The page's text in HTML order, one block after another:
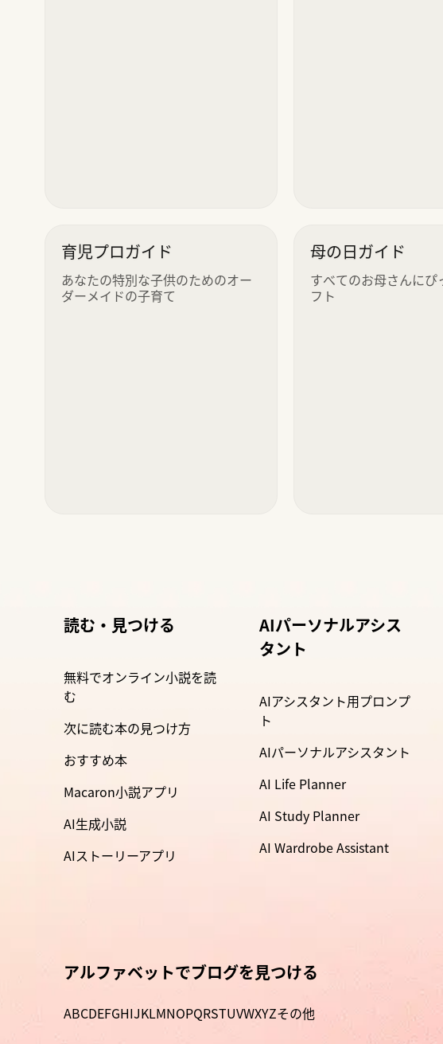
育児プロガイド
あなたの特別な子供のためのオー
ダーメイドの子育て
母の日ガイド
すべてのお母さんにぴ
フト
読む・見つける
無料でオンライン小説を読
む
次に読む本の見つけ方
おすすめ本
Macaron小説アプリ
AI生成小説
AIストーリーアプリ
AIパーソナルアシス
タント
AIアシスタント用プロンプ
ト
AIパーソナルアシスタント
AI Life Planner
AI Study Planner
AI Wardrobe Assistant
アルファベットでブログを見つける
ABCDEFGHIJKLMNOPQRSTUVWXYZその他